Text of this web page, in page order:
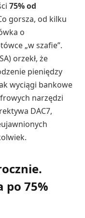
75% od
gorsza, od kilku
o
„w szafie”.
orzekł, że
pieniędzy
wyciągi bankowe
narzędzi
DAC7,
po 75%